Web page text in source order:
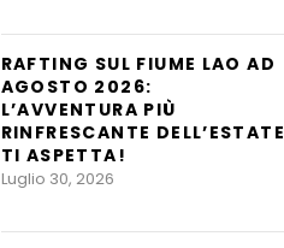
RAFTING SUL FIUME LAO AD
AGOSTO 2026:
L’AVVENTURA PIÙ
RINFRESCANTE DELL’ESTATE
TI ASPETTA!
Luglio 30, 2026